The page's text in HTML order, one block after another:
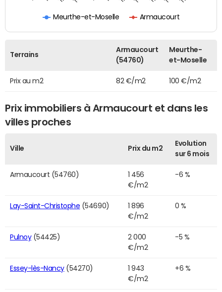
Meurthe-et-Moselle Armaucourt
Terrains
Armaucourt
(54760)
Meurthe-
et-Moselle
Prix au m2 82 €/m2 100 €/m2
Prix immobiliers à Armaucourt et dans les
villes proches
Ville Prix du m2
Evolution
sur 6 mois
Armaucourt (54760)
1 456
€/m2
-6 %
Lay-Saint-Christophe (54690)
1 896
€/m2
0 %
Pulnoy(54425)
2 000
€/m2
-5 %
Essey-lès-Nancy(54270)
1 943
€/m2
+6 %